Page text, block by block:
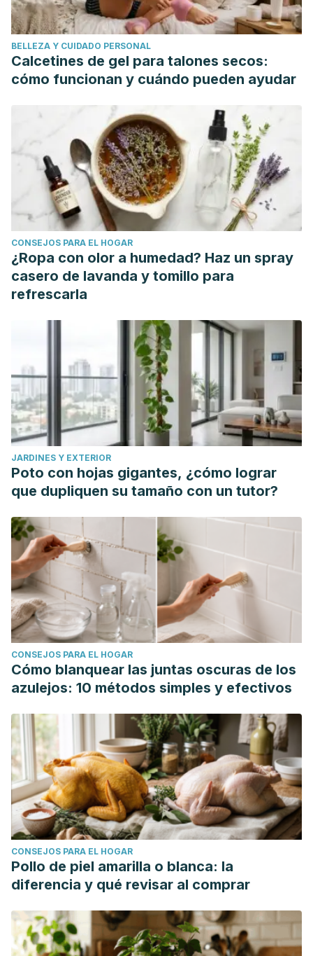
Pazyar N., Faily A. Dermatol Reports. Garlic in dermatology.
(2011).
https://www.ncbi.nlm.nih.gov/pmc/articles/
Bohlooli S., Mohebipoor A., Mohammadi S., Kouhnavard
M., Pashapoor S. Int J Dermatol. Pharmacology Department,
Ardabil University of Medical Sciences. Comparative study
of fig tree efficacy in the treatment of common warts
(Verruca vulgaris) vs. cryotherapy. (2007).
https://www.ncbi.nlm.nih.gov/pubmed/
BELLEZA Y CUIDADO PERSONAL
Calcetines de gel para talones secos:
cómo funcionan y cuándo pueden ayudar
CONSEJOS PARA EL HOGAR
¿Ropa con olor a humedad? Haz un spray
casero de lavanda y tomillo para
refrescarla
JARDINES Y EXTERIOR
Poto con hojas gigantes, ¿cómo lograr
que dupliquen su tamaño con un tutor?
CONSEJOS PARA EL HOGAR
Cómo blanquear las juntas oscuras de los
azulejos: 10 métodos simples y efectivos
CONSEJOS PARA EL HOGAR
Pollo de piel amarilla o blanca: la
diferencia y qué revisar al comprar